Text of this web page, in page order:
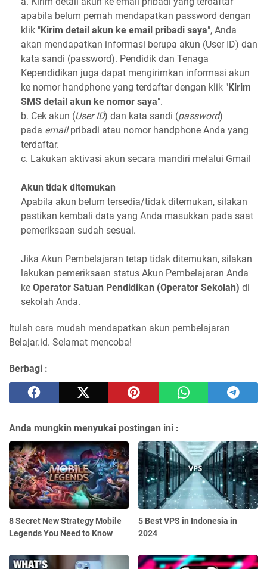
apabila belum pernah mendapatkan password dengan
klik "Kirim detail akun ke email pribadi saya", Anda
akan mendapatkan informasi berupa akun (User ID) dan
kata sandi (password). Pendidik dan Tenaga
Kependidikan juga dapat mengirimkan informasi akun
ke nomor handphone yang terdaftar dengan klik "Kirim
SMS detail akun ke nomor saya".
b. Cek akun (User ID) dan kata sandi (password)
pada emailpribadi atau nomor handphone Anda yang
terdaftar.
c. Lakukan aktivasi akun secara mandiri melalui Gmail
Akun tidak ditemukan
Apabila akun belum tersedia/tidak ditemukan, silakan
pastikan kembali data yang Anda masukkan pada saat
pemeriksaan sudah sesuai.
Jika Akun Pembelajaran tetap tidak ditemukan, silakan
lakukan pemeriksaan status Akun Pembelajaran Anda
ke Operator Satuan Pendidikan (Operator Sekolah) di
sekolah Anda.
Itulah cara mudah mendapatkan akun pembelajaran
Belajar.id. Selamat mencoba!
Berbagi :
Anda mungkin menyukai postingan ini :
8 Secret New Strategy Mobile
Legends You Need to Know
5 Best VPS in Indonesia in
2024